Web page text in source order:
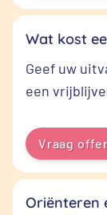
Wat kost
Geef uw
een
Vraag
Oriënteren